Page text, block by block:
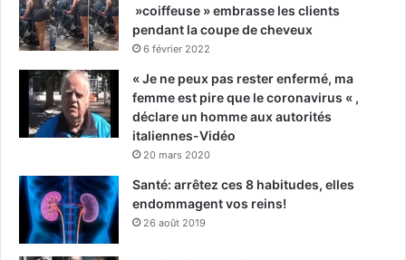
»coiffeuse » embrasse les clients
pendant la coupe de cheveux
6 février 2022
« Je ne peux pas rester enfermé, ma
femme est pire que le coronavirus « ,
déclare un homme aux autorités
italiennes-Vidéo
20 mars 2020
Santé: arrêtez ces 8 habitudes, elles
endommagent vos reins!
26 août 2019